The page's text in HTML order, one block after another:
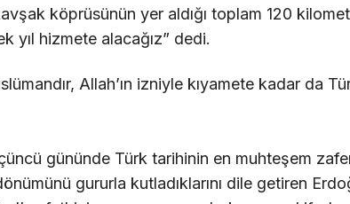
köprüsünün yer aldığı toplam 120
yıl hizmete alacağız” dedi.
Allah’ın izniyle kıyamete kadar da
gününde Türk tarihinin en muhteşem
gururla kutladıklarını dile getiren